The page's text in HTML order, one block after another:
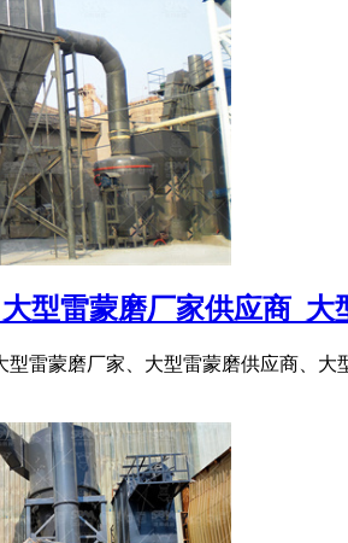
型雷蒙磨厂家供应商_大
型雷蒙磨厂家、大型雷蒙磨供应商、